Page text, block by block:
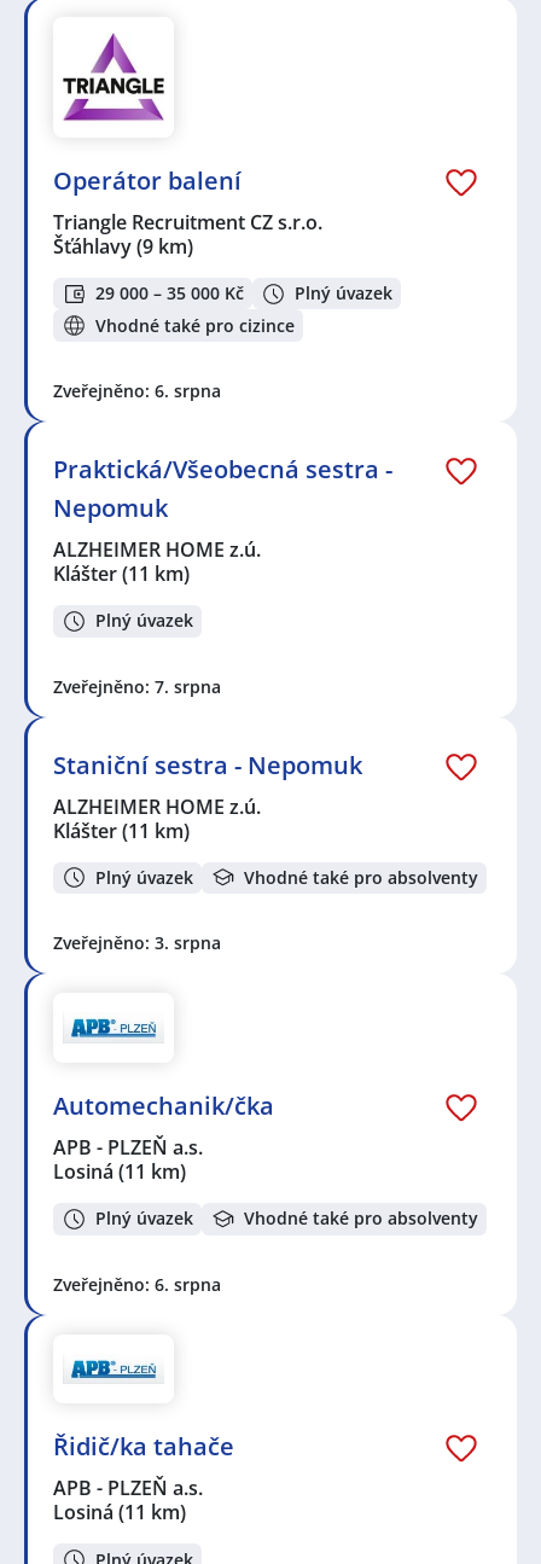
Operátor balení
Triangle Recruitment CZ s.r.o.
Šťáhlavy(9 km)
29 000 – 35 000 Kč
Plný úvazek
Vhodné také pro cizince
Zveřejněno: 6. srpna
Praktická/Všeobecná sestra -
Nepomuk
ALZHEIMER HOME z.ú.
Klášter(11 km)
Plný úvazek
Zveřejněno: 7. srpna
Staniční sestra - Nepomuk
ALZHEIMER HOME z.ú.
Klášter(11 km)
Plný úvazek Vhodné také pro absolventy
Zveřejněno: 3. srpna
Automechanik/čka
APB - PLZEŇ a.s.
Losiná (11 km)
Plný úvazek Vhodné také pro absolventy
Zveřejněno: 6. srpna
Řidič/ka tahače
APB - PLZEŇ a.s.
Losiná (11 km)
Plný úvazek